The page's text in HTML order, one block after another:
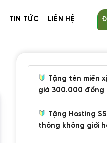
TIN TỨC LIÊN HỆ
Tặng tên miền
giá 300.000 đồng
Tặng Hosting
thông không giới